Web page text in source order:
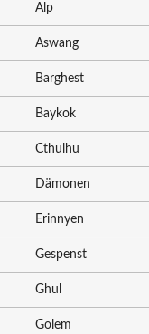
Alp
Aswang
Barghest
Baykok
Cthulhu
Dämonen
Erinnyen
Gespenst
Ghul
Golem